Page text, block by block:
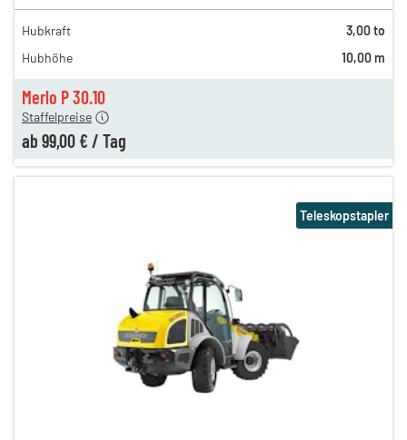
Merlo P 30.10
159,00 €
149,00 €
119,00 €
Staffelpreise
ab 99,00 € / Tag
Hubkraft
3,00 to
Hubhöhe
10,00 m
Teleskopstapler